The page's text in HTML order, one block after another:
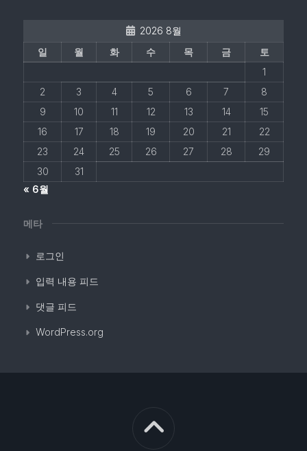
2026 8월
일
월 화 수 목 금
토
1
2
3 4 5 6 7
8
9
10 11 12 13 14
15
16
17 18 19 20 21
22
23
24 25 26 27 28
29
30
31
« 6월
메타
로그인
입력 내용 피드
댓글 피드
WordPress.org